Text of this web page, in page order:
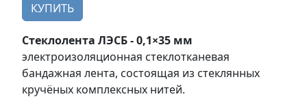
КУПИТЬ
Стеклолента ЛЭСБ - 0,1×35 мм
электроизоляционная стеклотканевая
бандажная лента, состоящая из стеклянных
кручёных комплексных нитей.